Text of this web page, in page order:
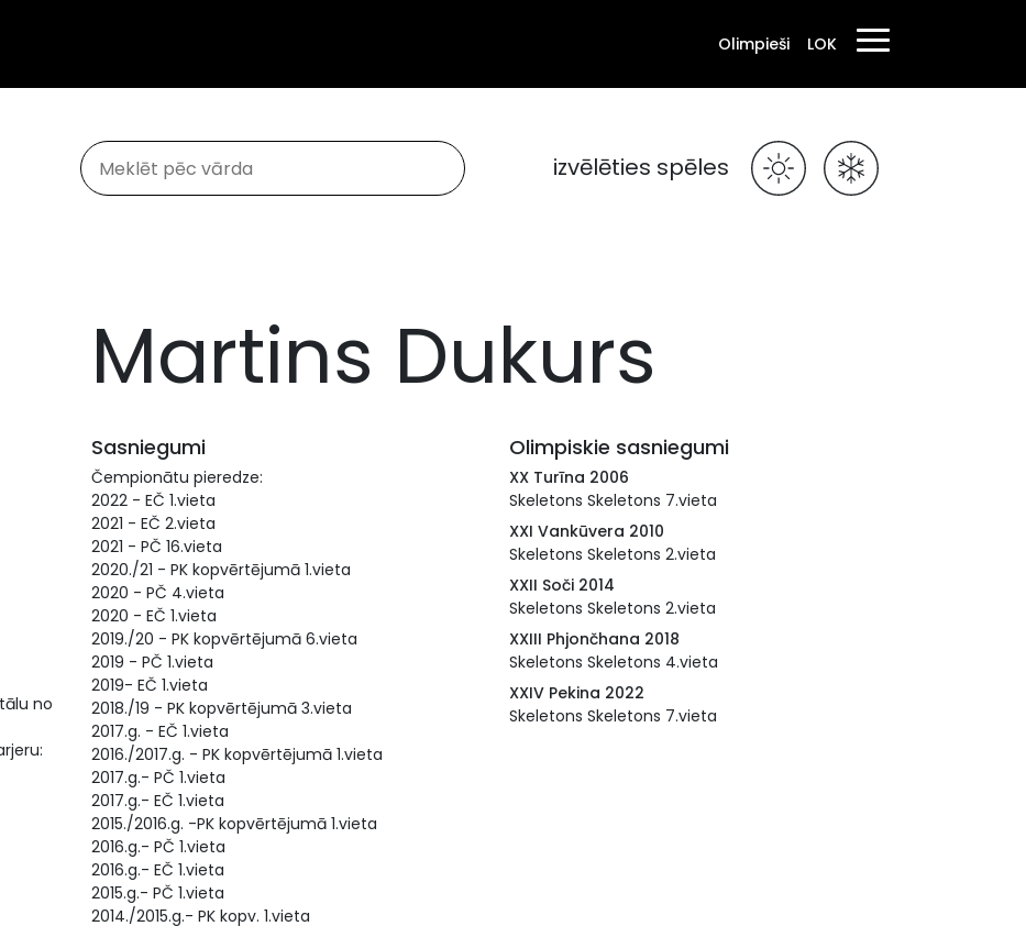
Olimpieši LOK
izvēlēties spēles
Martins Dukurs
no
Sasniegumi
Čempionātu pieredze:
2022 - EČ 1.vieta
2021 - EČ 2.vieta
2021 - PČ 16.vieta
2020./21 - PK kopvērtējumā 1.vieta
2020 - PČ 4.vieta
2020 - EČ 1.vieta
2019./20 - PK kopvērtējumā 6.vieta
2019 - PČ 1.vieta
2019- EČ 1.vieta
2018./19 - PK kopvērtējumā 3.vieta
2017.g. - EČ 1.vieta
2016./2017.g. - PK kopvērtējumā 1.vieta
2017.g.- PČ 1.vieta
2017.g.- EČ 1.vieta
2015./2016.g. -PK kopvērtējumā 1.vieta
2016.g.- PČ 1.vieta
2016.g.- EČ 1.vieta
2015.g.- PČ 1.vieta
2014./2015.g.- PK kopv. 1.vieta
Olimpiskie sasniegumi
XX Turīna 2006
Skeletons Skeletons 7.vieta
XXI Vankūvera 2010
Skeletons Skeletons 2.vieta
XXII Soči 2014
Skeletons Skeletons 2.vieta
XXIII Phjončhana 2018
Skeletons Skeletons 4.vieta
XXIV Pekina 2022
Skeletons Skeletons 7.vieta